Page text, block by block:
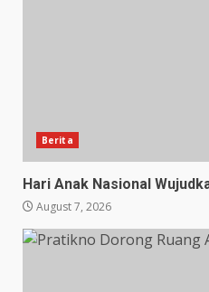
Berita
Hari Anak Nasional
August 7, 2026